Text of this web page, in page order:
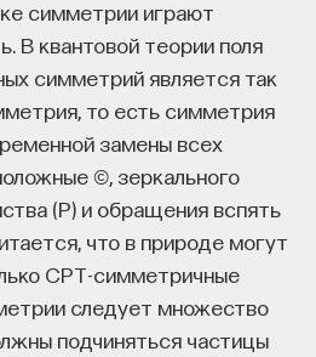
симметрии играют
В квантовой теории поля
симметрий является так
то есть симметрия
замены всех
©, зеркального
(Р) и обращения вспять
что в природе могут
СРТ-симметричные
следует множество
подчиняться частицы